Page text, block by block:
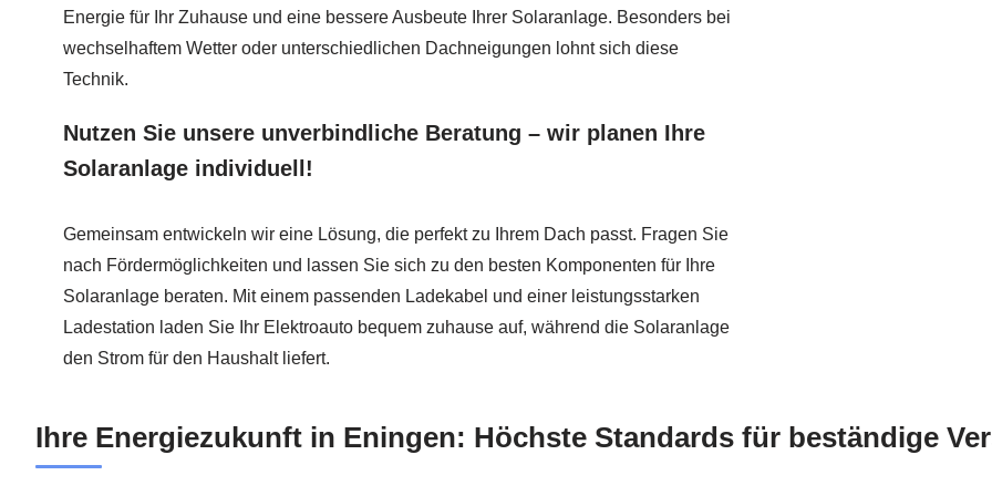
Energie für Ihr Zuhause und eine bessere Ausbeute Ihrer Solaranlage. Besonders bei
wechselhaftem Wetter oder unterschiedlichen Dachneigungen lohnt sich diese
Technik.
Nutzen Sie unsere unverbindliche Beratung – wir planen Ihre
Solaranlage individuell!
Gemeinsam entwickeln wir eine Lösung, die perfekt zu Ihrem Dach passt. Fragen Sie
nach Fördermöglichkeiten und lassen Sie sich zu den besten Komponenten für Ihre
Solaranlage beraten. Mit einem passenden Ladekabel und einer leistungsstarken
Ladestation laden Sie Ihr Elektroauto bequem zuhause auf, während die Solaranlage
den Strom für den Haushalt liefert.
Ihre Energiezukunft in Eningen: Höchste Standards für beständige